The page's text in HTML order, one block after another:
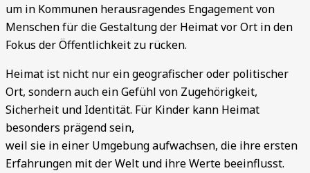
um in Kommunen herausragendes Engagement von
Menschen für die Gestaltung der Heimat vor Ort in den
Fokus der Öffentlichkeit zu rücken.
Heimat ist nicht nur ein geografischer oder politischer
Ort, sondern auch ein Gefühl von Zugehörigkeit,
Sicherheit und Identität. Für Kinder kann Heimat
besonders prägend sein,
weil sie in einer Umgebung aufwachsen, die ihre ersten
Erfahrungen mit der Welt und ihre Werte beeinflusst.